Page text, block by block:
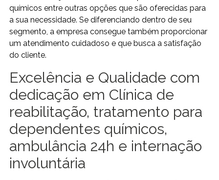
químicos entre outras opções que são oferecidas para
a sua necessidade. Se diferenciando dentro de seu
segmento, a empresa consegue também proporcionar
um atendimento cuidadoso e que busca a satisfação
do cliente.
Excelência e Qualidade com
dedicação em Clínica de
reabilitação, tratamento para
dependentes químicos,
ambulância 24h e internação
involuntária